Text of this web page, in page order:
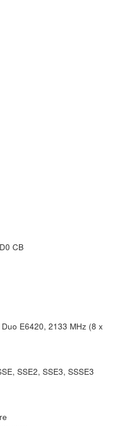
CB
E6420, 2133 MHz (8 x
SSE2, SSE3, SSSE3